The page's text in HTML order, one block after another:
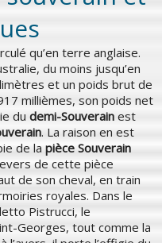
qu’en terre anglaise.
du moins jusqu’en
et un poids brut de
millièmes, son poids net
du demi-Souverain est
. La raison en est
de la pièce Souverain
de cette pièce
de son cheval, en train
royales. Dans le
Pistrucci, le
Georges, tout comme la